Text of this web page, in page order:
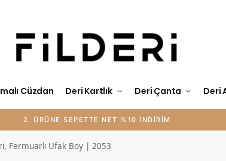
Cüzdan Deri Kartlık Deri Çanta Deri
KİŞİYE ÖZEL İSİM BASKISI ÜCRETSİZ
Fermuarlı Ufak Boy | 2053